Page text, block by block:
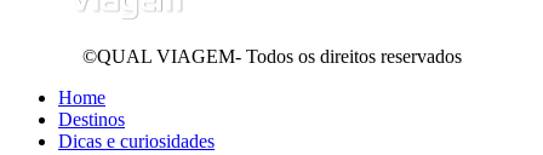
©QUAL VIAGEM- Todos os direitos reservados
Home
Destinos
Dicas e curiosidades